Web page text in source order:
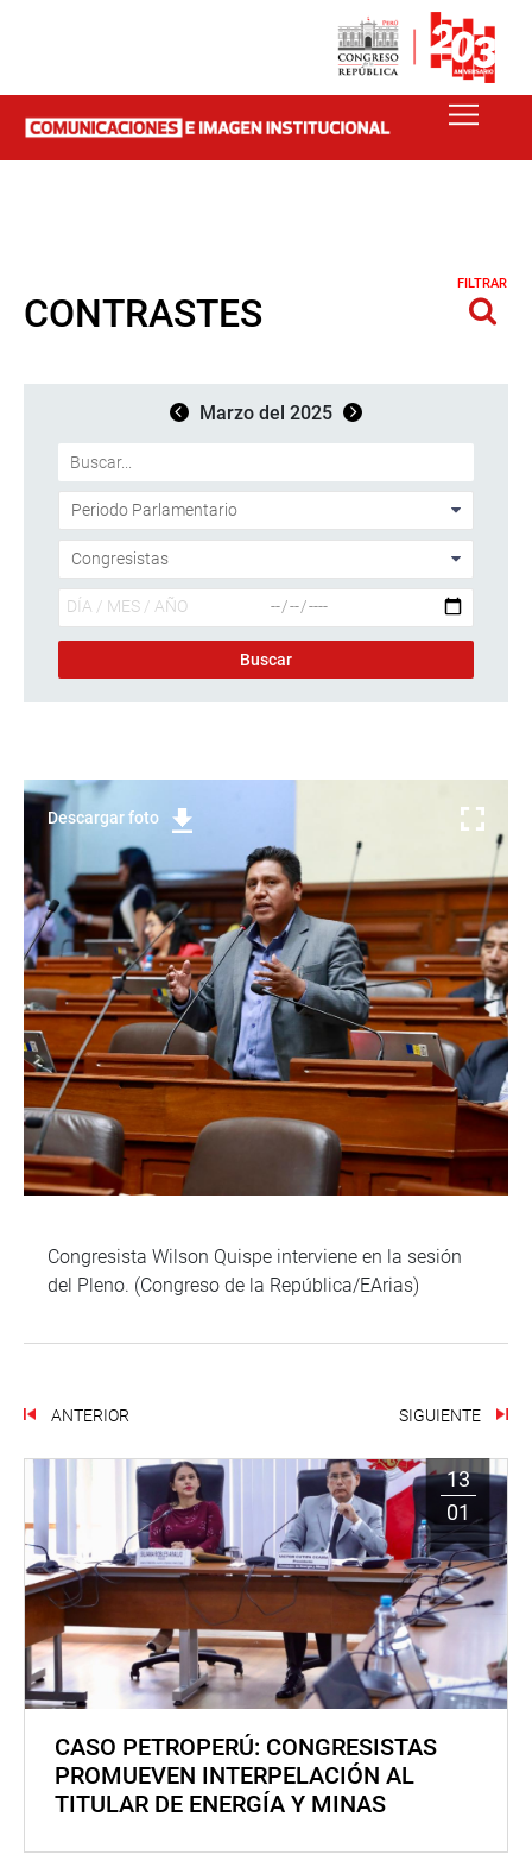
CONTRASTES
FILTRAR
Marzo del 2025
Descargar foto
Congresista Wilson Quispe interviene en la sesión
del Pleno. (Congreso de la República/EArias)
ANTERIOR SIGUIENTE
13
01
CASO PETROPERÚ: CONGRESISTAS
PROMUEVEN INTERPELACIÓN AL
TITULAR DE ENERGÍA Y MINAS